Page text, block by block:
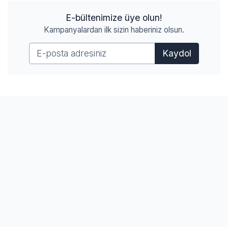
E-bültenimize üye olun!
Kampanyalardan ilk sizin haberiniz olsun.
Kaydol